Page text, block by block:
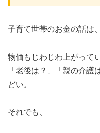
子育て世帯のお金の話は
物価もじわじわ上がって
「老後は？」「親の介護
どい。
それでも、